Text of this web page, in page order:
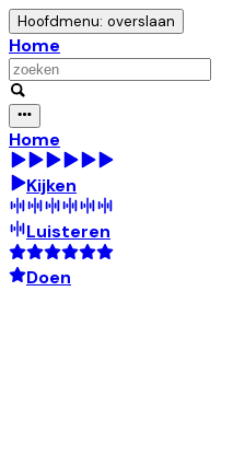
Hoofdmenu: overslaan
Home
Home
Kijken
Luisteren
Doen